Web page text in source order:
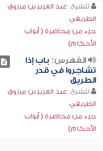
للشيخ: عبد العزيز بن مرزوق
الطريفي
جزء من محاضرة ( أبواب
الأحكام)
الفهرس: باب إذا
تشاجروا في قدر
الطريق
للشيخ: عبد العزيز بن مرزوق
الطريفي
جزء من محاضرة ( أبواب
الأحكام)